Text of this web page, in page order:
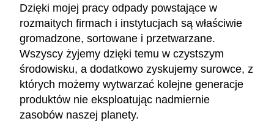
Dzięki mojej pracy odpady powstające w
rozmaitych firmach i instytucjach są właściwie
gromadzone, sortowane i przetwarzane.
Wszyscy żyjemy dzięki temu w czystszym
środowisku, a dodatkowo zyskujemy surowce, z
których możemy wytwarzać kolejne generacje
produktów nie eksploatując nadmiernie
zasobów naszej planety.